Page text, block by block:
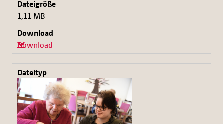
1,11 MB
Download